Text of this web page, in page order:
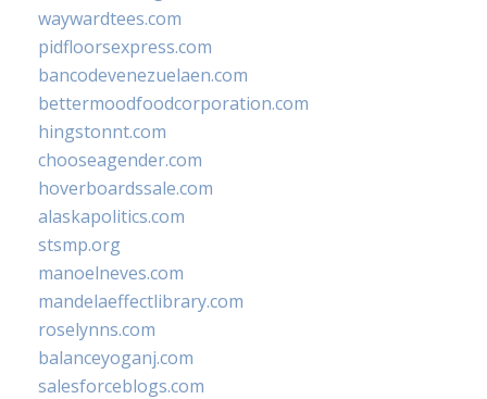
waywardtees.com
pidfloorsexpress.com
bancodevenezuelaen.com
bettermoodfoodcorporation.com
hingstonnt.com
chooseagender.com
hoverboardssale.com
alaskapolitics.com
stsmp.org
manoelneves.com
mandelaeffectlibrary.com
roselynns.com
balanceyoganj.com
salesforceblogs.com